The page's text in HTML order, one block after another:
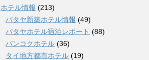
ホテル情報 (213)
パタヤ新築ホテル情報 (49)
パタヤホテル宿泊レポート (88)
バンコクホテル (36)
タイ地方都市ホテル (19)